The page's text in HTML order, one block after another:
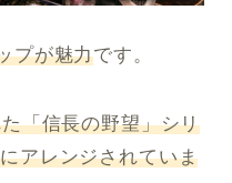
プが魅力です。
「信長の野望」シリ
アレンジされていま